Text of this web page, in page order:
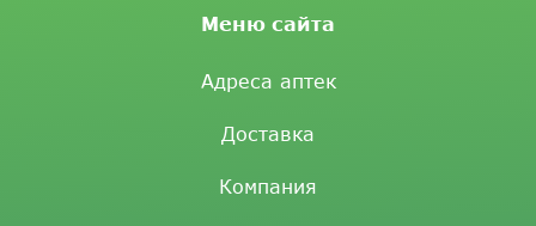
Меню сайта
Адреса аптек
Доставка
Компания